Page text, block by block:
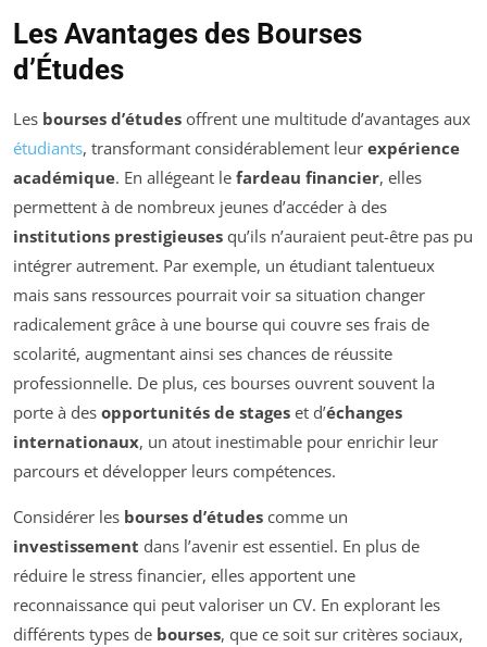
Les Avantages des Bourses
d’Études
Les bourses d’études offrent une multitude d’avantages aux
étudiants, transformant considérablement leur expérience
académique. En allégeant le fardeau financier, elles
permettent à de nombreux jeunes d’accéder à des
institutions prestigieuses qu’ils n’auraient peut-être pas pu
intégrer autrement. Par exemple, un étudiant talentueux
mais sans ressources pourrait voir sa situation changer
radicalement grâce à une bourse qui couvre ses frais de
scolarité, augmentant ainsi ses chances de réussite
professionnelle. De plus, ces bourses ouvrent souvent la
porte à des opportunités de stages et d’échanges
internationaux, un atout inestimable pour enrichir leur
parcours et développer leurs compétences.
Considérer les bourses d’études comme un
investissement dans l’avenir est essentiel. En plus de
réduire le stress financier, elles apportent une
reconnaissance qui peut valoriser un CV. En explorant les
différents types de bourses, que ce soit sur critères sociaux,